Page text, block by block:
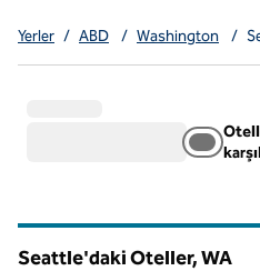
Yerler / ABD / Washington /
Seattle'daki Oteller,WA